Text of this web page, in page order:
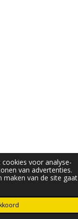
voor analyse-
van advertenties.
maken van de site gaat